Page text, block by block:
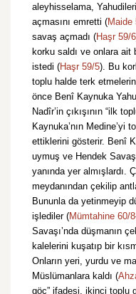
aleyhisselama,
açmasını emretti (Maide
savaş açmadı (Haşr 59/6
korku saldı ve onlara ait
istedi (Haşr 59/5). Bu
toplu halde terk
önce Benî Kaynuka
Nadîr’in çıkışının “ilk
Kaynuka’nın Medine’yi
ettiklerini gösterir. Benî
uymuş ve Hendek
yanında yer almışlardı.
meydanından çekilip
Bununla da yetinmeyip
işlediler (Mümtahine 60/8
Savaşı’nda düşmanın
kalelerini kuşatıp bir
Onların yeri, yurdu ve
Müslümanlara kaldı (
göç” ifadesi, ikinci toplu